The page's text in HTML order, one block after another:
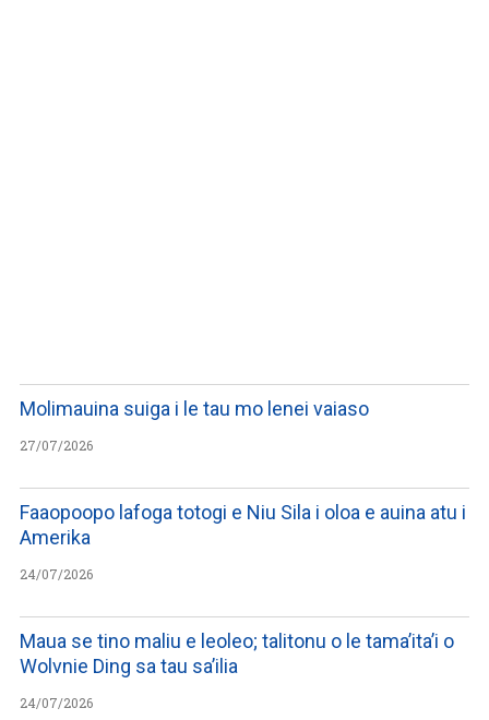
Molimauina suiga i le tau mo lenei vaiaso
27/07/2026
Faaopoopo lafoga totogi e Niu Sila i oloa e auina atu i
Amerika
24/07/2026
Maua se tino maliu e leoleo; talitonu o le tama’ita’i o
Wolvnie Ding sa tau sa’ilia
24/07/2026